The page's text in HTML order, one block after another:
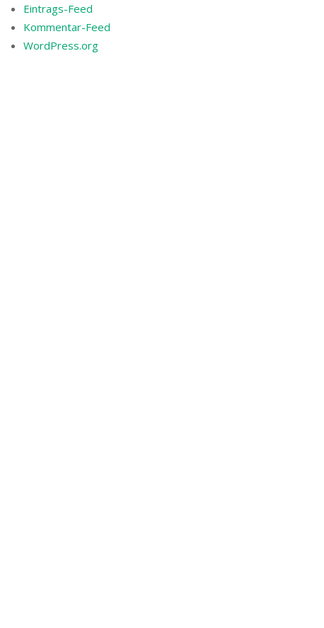
Eintrags-Feed
Kommentar-Feed
WordPress.org